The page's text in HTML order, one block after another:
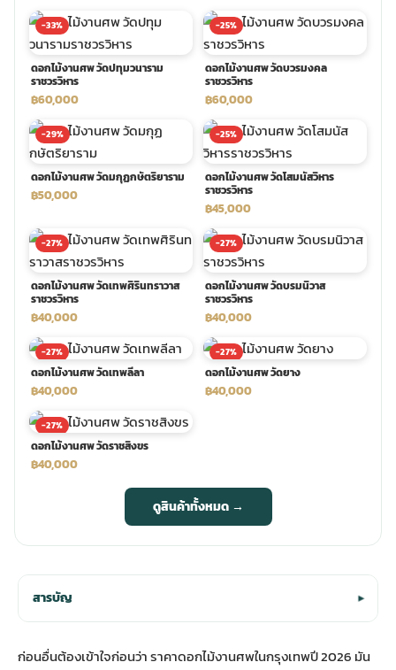
พวงดอกไม้งานศพ
tpdecorate ปูพื้น
-33%
ดอกไม้งานศพ วัดปทุมวนาราม
ราชวรวิหาร
฿60,000
-25%
ดอกไม้งานศพ วัดบวรมงคล
ราชวรวิหาร
฿60,000
-29%
ดอกไม้งานศพ วัดมกุฏกษัตริยาราม
฿50,000
-25%
ดอกไม้งานศพ วัดโสมนัสวิหาร
ราชวรวิหาร
฿45,000
-27%
ดอกไม้งานศพ วัดเทพศิรินทราวาส
ราชวรวิหาร
฿40,000
-27%
ดอกไม้งานศพ วัดบรมนิวาส
ราชวรวิหาร
฿40,000
-27%
ดอกไม้งานศพ วัดเทพลีลา
฿40,000
-27%
ดอกไม้งานศพ วัดยาง
฿40,000
-27%
ดอกไม้งานศพ วัดราชสิงขร
฿40,000
ดูสินค้าทั้งหมด →
สารบัญ ▾
ก่อนอื่นต้องเข้าใจก่อนว่า ราคาดอกไม้งานศพในกรุงเทพปี 2026 มัน